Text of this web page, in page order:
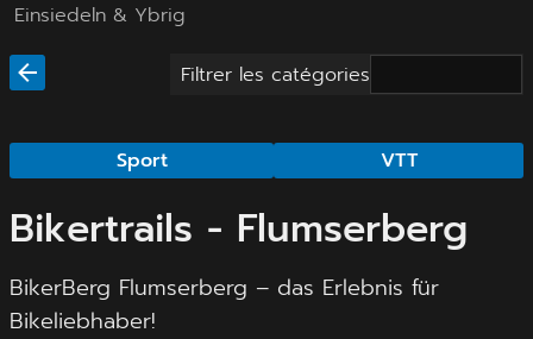
Einsiedeln & Ybrig
Filtrer les catégories
Sport VTT
Bikertrails - Flumserberg
BikerBerg Flumserberg – das Erlebnis für
Bikeliebhaber!